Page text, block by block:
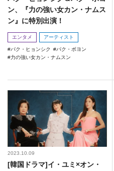
ン、『力の強い女カン・ナムス
ン』に特別出演！
エンタメ アーティスト
パク・ヒョンシク
パク・ボヨン
力の強い女カン・ナムスン
2023.10.09
[韓国ドラマ]イ・ユミ×オン・